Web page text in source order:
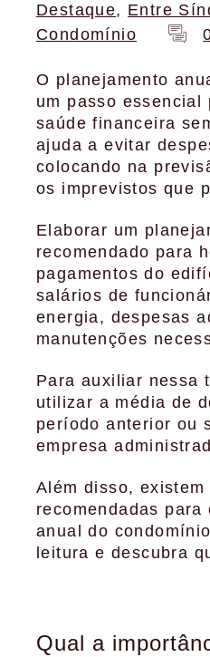
Destaque, Entre
Condomínio
O planejamento
um passo essencial
saúde financeira
ajuda a evitar
colocando na
os imprevistos que
Elaborar um
recomendado para
pagamentos do
salários de
energia, despesas
manutenções
Para auxiliar nessa
utilizar a média de
período anterior ou
empresa
Além disso,
recomendadas para
anual do
leitura e descubra
Qual a